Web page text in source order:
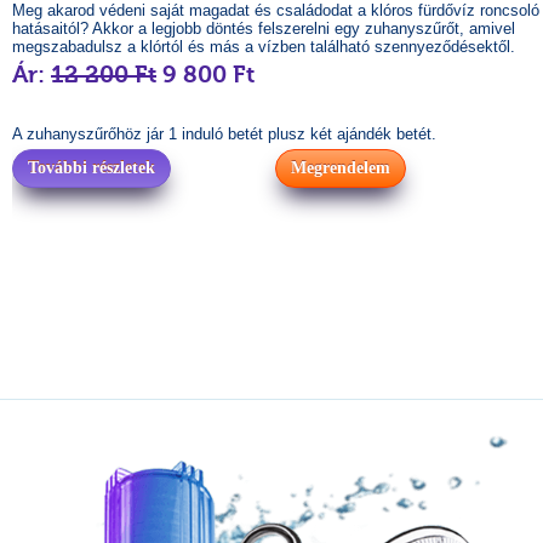
Meg akarod védeni saját magadat és családodat a klóros fürdővíz roncsoló
hatásaitól? Akkor a legjobb döntés felszerelni egy zuhanyszűrőt, amivel
megszabadulsz a klórtól és más a vízben található szennyeződésektől.
Ár: 12 200 Ft 9 800 Ft
A zuhanyszűrőhöz jár 1 induló betét plusz két ajándék betét.
További részletek
Megrendelem